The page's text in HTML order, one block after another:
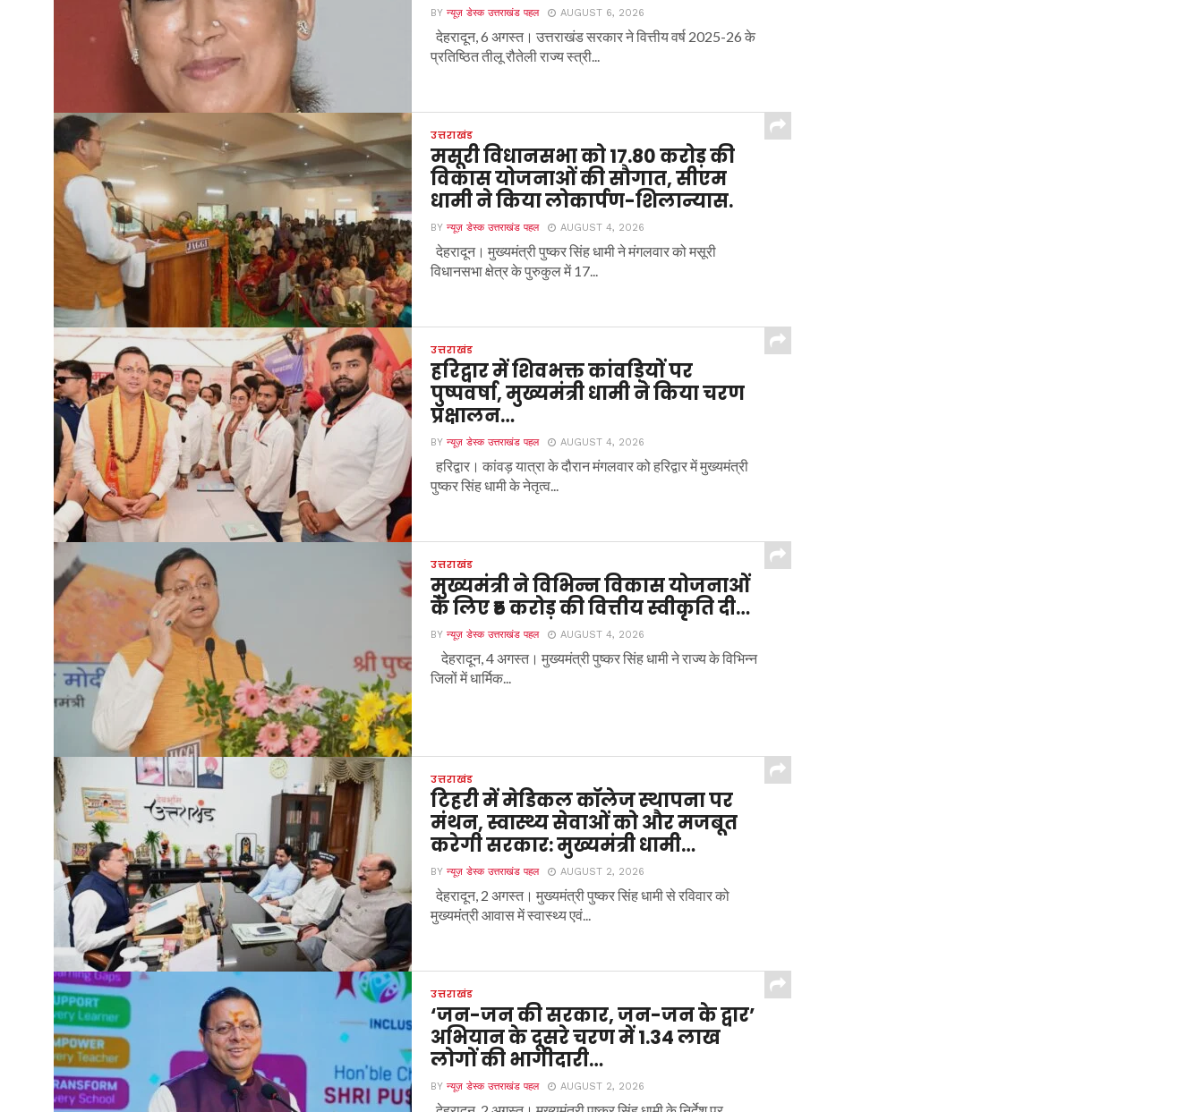
BYन्यूज़ डेस्क उत्तराखंड पहल AUGUST 6, 2026
देहरादून, 6 अगस्त। उत्तराखंड सरकार ने वित्तीय वर्ष 2025-26 के
प्रतिष्ठित तीलू रौतेली राज्य स्त्री...
उत्तराखंड
मसूरी विधानसभा को 17.80 करोड़ की
विकास योजनाओं की सौगात, सीएम
धामी ने किया लोकार्पण-शिलान्यास.
BYन्यूज़ डेस्क उत्तराखंड पहल AUGUST 4, 2026
देहरादून। मुख्यमंत्री पुष्कर सिंह धामी ने मंगलवार को मसूरी
विधानसभा क्षेत्र के पुरुकुल में 17...
उत्तराखंड
हरिद्वार में शिवभक्त कांवड़ियों पर
पुष्पवर्षा, मुख्यमंत्री धामी ने किया चरण
प्रक्षालन…
BYन्यूज़ डेस्क उत्तराखंड पहल AUGUST 4, 2026
हरिद्वार। कांवड़ यात्रा के दौरान मंगलवार को हरिद्वार में मुख्यमंत्री
पुष्कर सिंह धामी के नेतृत्व...
उत्तराखंड
मुख्यमंत्री ने विभिन्न विकास योजनाओं
के लिए ₹5 करोड़ की वित्तीय स्वीकृति दी…
BYन्यूज़ डेस्क उत्तराखंड पहल AUGUST 4, 2026
देहरादून, 4 अगस्त। मुख्यमंत्री पुष्कर सिंह धामी ने राज्य के विभिन्न
जिलों में धार्मिक...
उत्तराखंड
टिहरी में मेडिकल कॉलेज स्थापना पर
मंथन, स्वास्थ्य सेवाओं को और मजबूत
करेगी सरकार: मुख्यमंत्री धामी…
BYन्यूज़ डेस्क उत्तराखंड पहल AUGUST 2, 2026
देहरादून, 2 अगस्त। मुख्यमंत्री पुष्कर सिंह धामी से रविवार को
मुख्यमंत्री आवास में स्वास्थ्य एवं...
उत्तराखंड
‘जन-जन की सरकार, जन-जन के द्वार’
अभियान के दूसरे चरण में 1.34 लाख
लोगों की भागीदारी…
BYन्यूज़ डेस्क उत्तराखंड पहल AUGUST 2, 2026